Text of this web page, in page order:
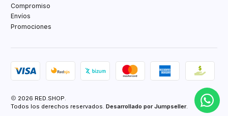
Compromiso
Envíos
Promociones
2026 RED.SHOP.
Todos los derechos reservados. Desarrollado por Jumpseller.